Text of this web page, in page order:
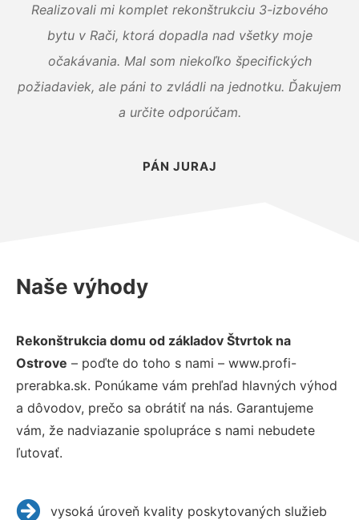
Realizovali mi komplet rekonštrukciu 3-izbového
bytu v Rači, ktorá dopadla nad všetky moje
očakávania. Mal som niekoľko špecifických
požiadaviek, ale páni to zvládli na jednotku. Ďakujem
a určite odporúčam.
PÁN JURAJ
Naše výhody
Rekonštrukcia domu od základov Štvrtok na
Ostrove – poďte do toho s nami – www.profi-
prerabka.sk. Ponúkame vám prehľad hlavných výhod
a dôvodov, prečo sa obrátiť na nás. Garantujeme
vám, že nadviazanie spolupráce s nami nebudete
ľutovať.
vysoká úroveň kvality poskytovaných služieb